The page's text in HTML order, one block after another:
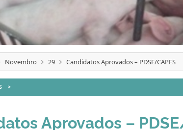
Novembro 29 Candidatos Aprovados – PDSE/CAPES
>
Aprovados –